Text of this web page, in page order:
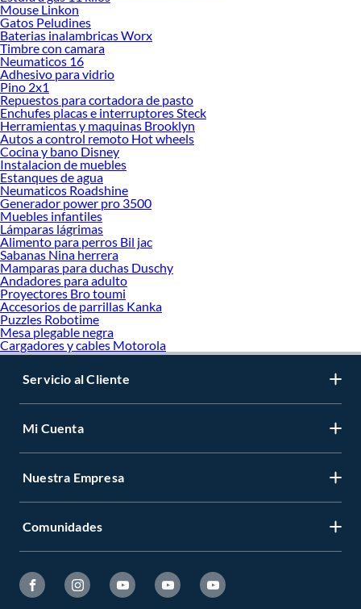
¡Visítanos y haz tus ideas realidad!
Mouse Linkon
Gatos Peludines
Baterias inalambricas Worx
Timbre con camara
Neumaticos 16
Adhesivo para vidrio
Pino 2x1
Repuestos para cortadora de pasto
Enchufes placas e interruptores Steck
Herramientas y maquinas Brooklyn
Autos a control remoto Hot wheels
Cocina y bano Disney
Instalacion de muebles
Estanques de agua
Neumaticos Roadshine
Generador power pro 3500
Muebles infantiles
Lámparas lágrimas
Alimento para perros Bil jac
Sabanas Nina herrera
Mamparas para duchas Duschy
Andadores para adulto
Proyectores Bro toumi
Accesorios de parrillas Kanka
Puzzles Robotime
Mesa plegable negra
Cargadores y cables Motorola
Servicio al Cliente
Mi Cuenta
Nuestra Empresa
Comunidades